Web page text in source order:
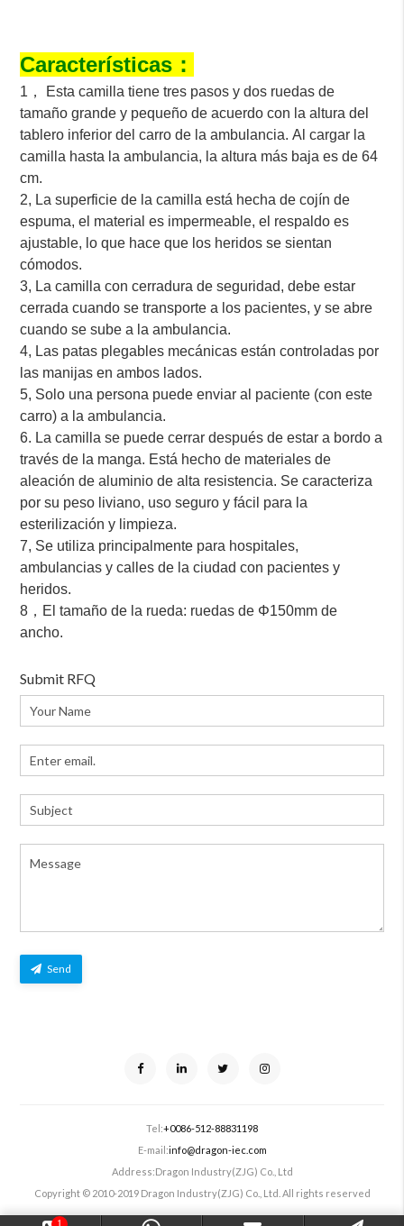
Características：
1， Esta camilla tiene tres pasos y dos ruedas de
tamaño grande y pequeño de acuerdo con la altura del
tablero inferior del carro de la ambulancia. Al cargar la
camilla hasta la ambulancia, la altura más baja es de 64
cm.
2, La superficie de la camilla está hecha de cojín de
espuma, el material es impermeable, el respaldo es
ajustable, lo que hace que los heridos se sientan
cómodos.
3, La camilla con cerradura de seguridad, debe estar
cerrada cuando se transporte a los pacientes, y se abre
cuando se sube a la ambulancia.
4, Las patas plegables mecánicas están controladas por
las manijas en ambos lados.
5, Solo una persona puede enviar al paciente (con este
carro) a la ambulancia.
6. La camilla se puede cerrar después de estar a bordo a
través de la manga. Está hecho de materiales de
aleación de aluminio de alta resistencia. Se caracteriza
por su peso liviano, uso seguro y fácil para la
esterilización y limpieza.
7, Se utiliza principalmente para hospitales,
ambulancias y calles de la ciudad con pacientes y
heridos.
8，El tamaño de la rueda: ruedas de Φ150mm de
ancho.
Submit RFQ
Send
Tel:+0086-512-88831198
E-mail:info@dragon-iec.com
Address:Dragon Industry(ZJG) Co., Ltd
Copyright © 2010-2019 Dragon Industry(ZJG) Co., Ltd. All rights reserved